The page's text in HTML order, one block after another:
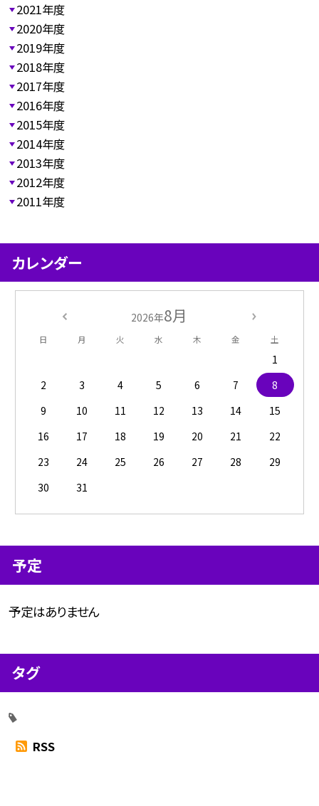
2021年度
2020年度
2019年度
2018年度
2017年度
2016年度
2015年度
2014年度
2013年度
2012年度
2011年度
カレンダー
2026年8月
日 月 火 水 木 金 土
1
2
3 4 5 6 7
8
9
10 11 12 13 14
15
16
17 18 19 20 21
22
23
24 25 26 27 28
29
30
31
予定
予定はありません
タグ
RSS